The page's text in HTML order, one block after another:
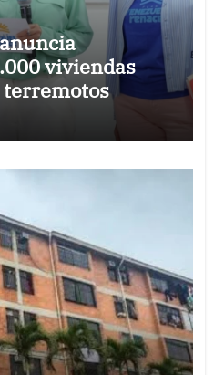
viviendas
terremotos